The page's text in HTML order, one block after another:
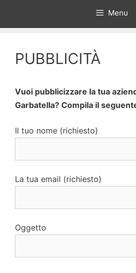
Menu
PUBBLICITÀ
Vuoi pubblicizzare la tua
Garbatella? Compila il
Il tuo nome (richiesto)
La tua email (richiesto)
Oggetto